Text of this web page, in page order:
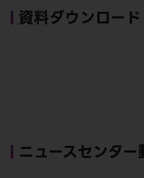
資料ダウンロード
ニュースセンター